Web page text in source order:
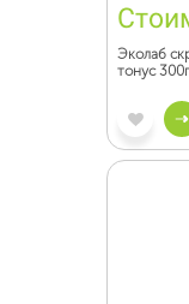
Эколаб
тонус 300г